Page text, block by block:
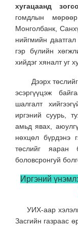
хугацаанд
гомдлын
Монголбанк,
нийгмийн
гэр бүлийн
хийдэг хяналт уг
Дээрх төслийг
эсэргүүцэж
шалгалт
иргэний суурь,
амьд явах,
нөхцөл бүрдэнэ
төслийг яаран
боловсронгуй
Иргэний
УИХ-аар
Засгийн газраас